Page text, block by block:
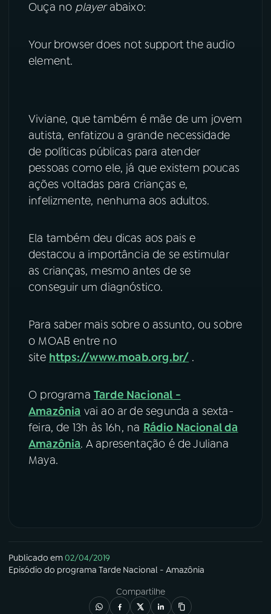
Ouça no playerabaixo:
Your browser does not support the audio
element.
Viviane, que também é mãe de um jovem
autista, enfatizou a grande necessidade
de políticas públicas para atender
pessoas como ele, já que existem poucas
ações voltadas para crianças e,
infelizmente, nenhuma aos adultos.
Ela também deu dicas aos pais e
destacou a importância de se estimular
as crianças, mesmo antes de se
conseguir um diagnóstico.
Para saber mais sobre o assunto, ou sobre
o MOAB entre no
site https://www.moab.org.br/ .
O programa Tarde Nacional -
Amazônia vai ao ar de segunda a sexta-
feira, de 13h às 16h, na Rádio Nacional da
Amazônia. A apresentação é de Juliana
Maya.
Publicado em02/04/2019
Episódio do programa Tarde Nacional - Amazônia
Compartilhe